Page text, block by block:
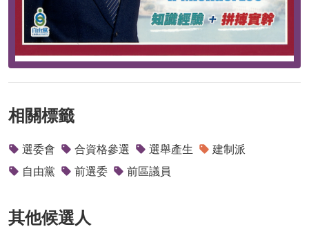
相關標籤
選委會 合資格參選 選舉產生
建制派
自由黨
前選委 前區議員
其他候選人